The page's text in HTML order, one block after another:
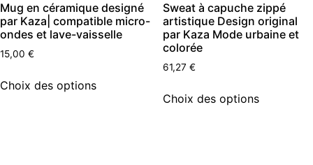
Mug en céramique designé
par Kaza| compatible micro-
ondes et lave-vaisselle
15,00 €
Choix des options
Sweat à capuche zippé
artistique Design original
par Kaza Mode urbaine et
colorée
61,27 €
Choix des options